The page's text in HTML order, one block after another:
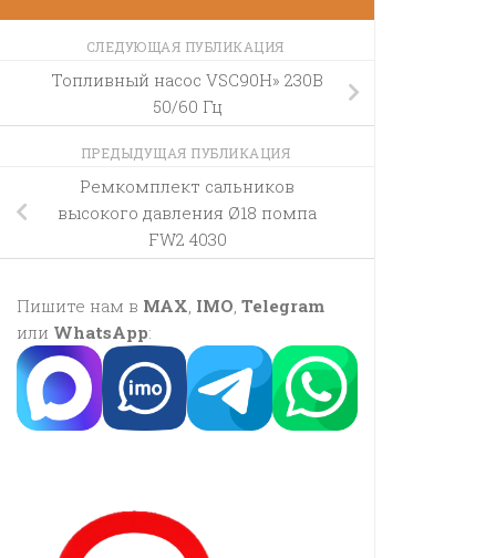
СЛЕДУЮЩАЯ ПУБЛИКАЦИЯ
Топливный насос VSC90H» 230В
50/60 Гц
ПРЕДЫДУЩАЯ ПУБЛИКАЦИЯ
Ремкомплект сальников
высокого давления Ø18 помпа
FW2 4030
Пишите нам в MAX IMO Telegram
или WhatsApp: